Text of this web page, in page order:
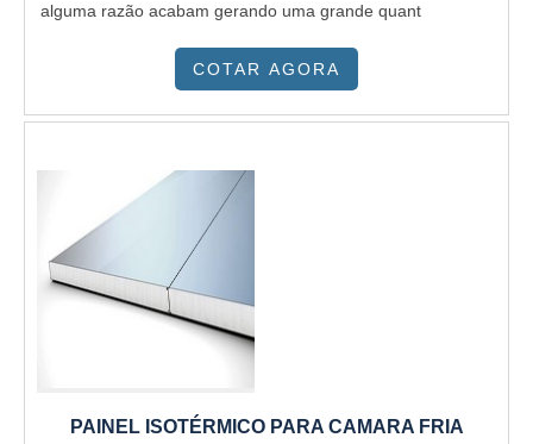
alguma razão acabam gerando uma grande quant
COTAR AGORA
PAINEL ISOTÉRMICO PARA CAMARA FRIA